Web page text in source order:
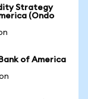
Strategy
(Ondo
of America